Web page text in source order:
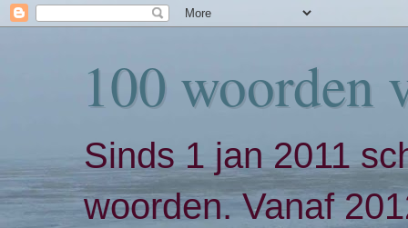
100 woorden
Sinds 1 jan 2011
woorden. Vanaf